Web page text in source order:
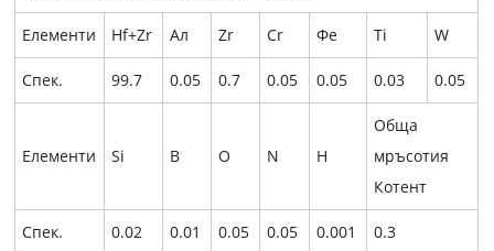
Елементи Hf+Zr Ал Zr Cr Фе Ti W
Спек. 99.7 0.05 0.7 0.05 0.05 0.03 0.05
Елементи Si В O N Н
Обща
мръсотия
Котент
Спек. 0.02 0.01 0.05 0.05 0.001 0.3